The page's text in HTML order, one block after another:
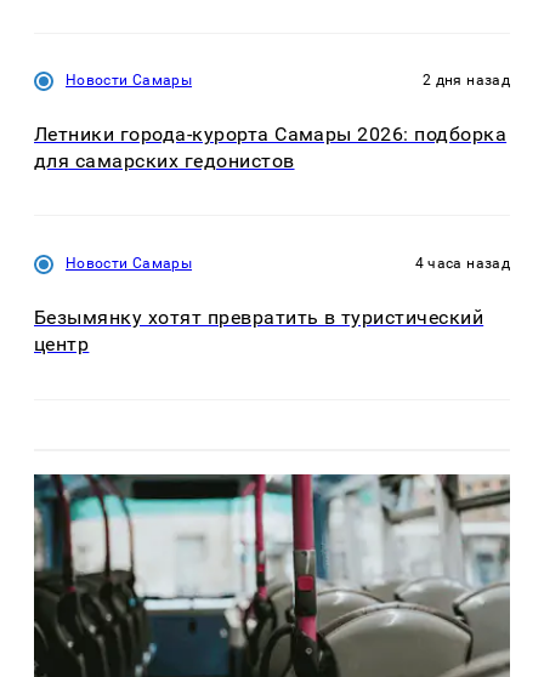
Новости Самары 2 дня назад
Летники города-курорта Самары 2026: подборка
для самарских гедонистов
Новости Самары 4 часа назад
Безымянку хотят превратить в туристический
центр